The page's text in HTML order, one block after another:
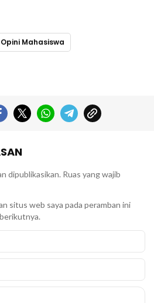
Opini Mahasiswa
dipublikasikan. Ruas yang wajib
situs web saya pada peramban ini